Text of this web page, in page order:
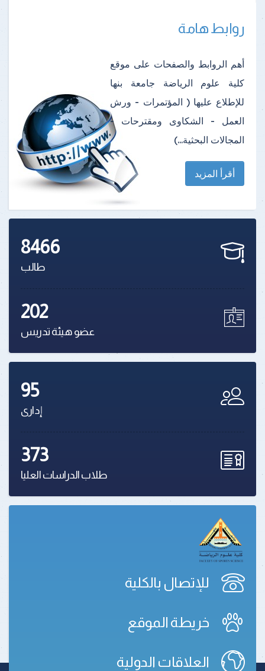
روابط هامة
أهم الروابط والصفحات على موقع
كلية علوم الرياضة جامعة بنها
للإطلاع عليها ( المؤتمرات - ورش
العمل - الشكاوى ومقترحات -
المجالات البحثية...)
أقرأ المزيد
8466
طالب
202
عضو هيئة تدريس
95
إدارى
373
طلاب الدراسات العليا
للإتصال بالكلية
خريطة الموقع
العلاقات الدولية